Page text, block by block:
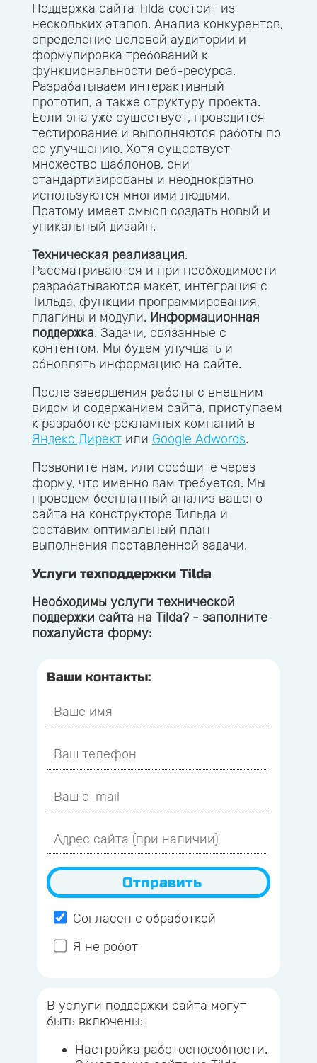
Поддержка сайта Tilda состоит из
нескольких этапов. Анализ конкурентов,
определение целевой аудитории и
формулировка требований к
функциональности веб-ресурса.
Разрабатываем интерактивный
прототип, а также структуру проекта.
Если она уже существует, проводится
тестирование и выполняются работы по
ее улучшению. Хотя существует
множество шаблонов, они
стандартизированы и неоднократно
используются многими людьми.
Поэтому имеет смысл создать новый и
уникальный дизайн.
Техническая реализация.
Рассматриваются и при необходимости
разрабатываются макет, интеграция с
Тильда, функции программирования,
плагины и модули. Информационная
поддержка. Задачи, связанные с
контентом. Мы будем улучшать и
обновлять информацию на сайте.
После завершения работы с внешним
видом и содержанием сайта, приступаем
к разработке рекламных компаний в
Яндекс Директили Google Adwords.
Позвоните нам, или сообщите через
форму, что именно вам требуется. Мы
проведем бесплатный анализ вашего
сайта на конструкторе Тильда и
составим оптимальный план
выполнения поставленной задачи.
Услуги техподдержки Tilda
Необходимы услуги технической
поддержки сайта на Tilda? - заполните
пожалуйста форму:
Ваши контакты:
Согласен с обработкой
Я не робот
В услуги поддержки сайта могут
быть включены:
Настройка работоспособности.